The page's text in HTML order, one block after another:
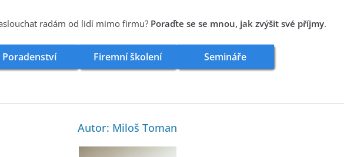
radám od lidí mimo firmu? Poraďte se se mnou, jak zvýšit své příjmy.
Poradenství Firemní školení Semináře
Autor: Miloš Toman